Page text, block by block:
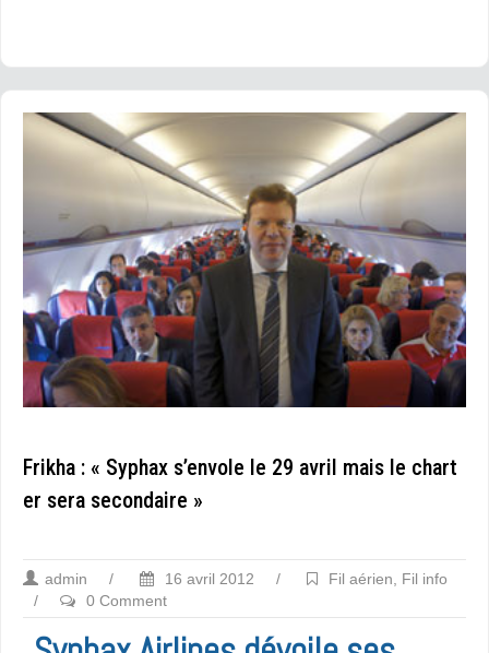
Frikha : « Syphax s’envole le 29 avril mais le chart
er sera secondaire »
admin / 16 avril 2012 / Fil aérien
Fil info
/
0 Comment